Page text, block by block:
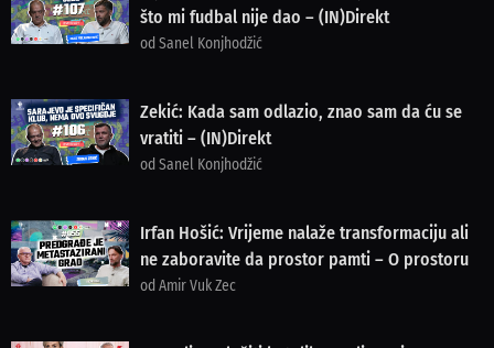
što mi fudbal nije dao – (IN)Direkt
od Sanel Konjhodžić
Zekić: Kada sam odlazio, znao sam da ću se
vratiti – (IN)Direkt
od Sanel Konjhodžić
Irfan Hošić: Vrijeme nalaže transformaciju ali
ne zaboravite da prostor pamti – O prostoru
od Amir Vuk Zec